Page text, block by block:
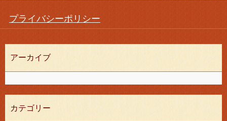
プライバシーポリシー
アーカイブ
カテゴリー